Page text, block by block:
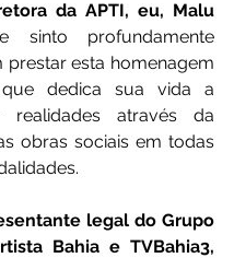
da APTI, eu, Malu
sinto profundamente
prestar esta homenagem
dedica sua vida a
realidades através da
obras sociais em todas
legal do Grupo
Bahia e TVBahia3,